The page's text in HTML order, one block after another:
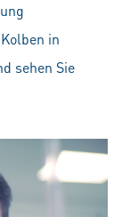
in
sehen Sie